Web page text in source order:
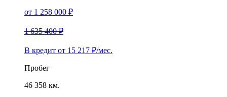
от 1 258 000 ₽
1 635 400 ₽
В кредит от 15 217 ₽/мес.
Пробег
46 358 км.